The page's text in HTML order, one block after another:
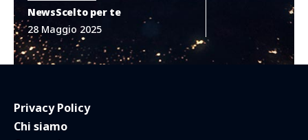
NewsScelto per te
28 Maggio 2025
Privacy Policy
Chi siamo